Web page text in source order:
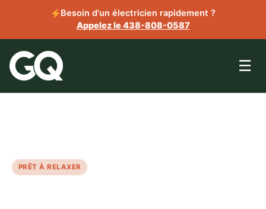
Besoin d'un électricien rapidement ?
Appelez le 438-808-0587
☰
PRÊT À RELAXER